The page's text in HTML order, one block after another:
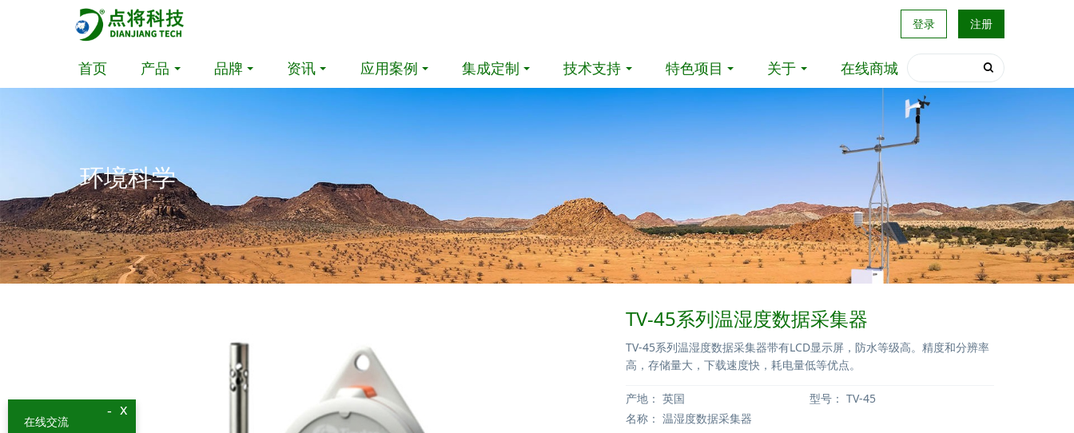
登录 注册
首页 产品 品牌 资讯 应用案例 集成定制 技术支持 特色项目 关于 在线商城
环境科学
TV-45系列温湿度数据采集器
TV-45系列温湿度数据采集器带有LCD显示屏，防水等级高。精度和分辨率
高，存储量大，下载速度快，耗电量低等优点。
产地： 英国 型号： TV-45
名称： 温湿度数据采集器
x
-
在线交流